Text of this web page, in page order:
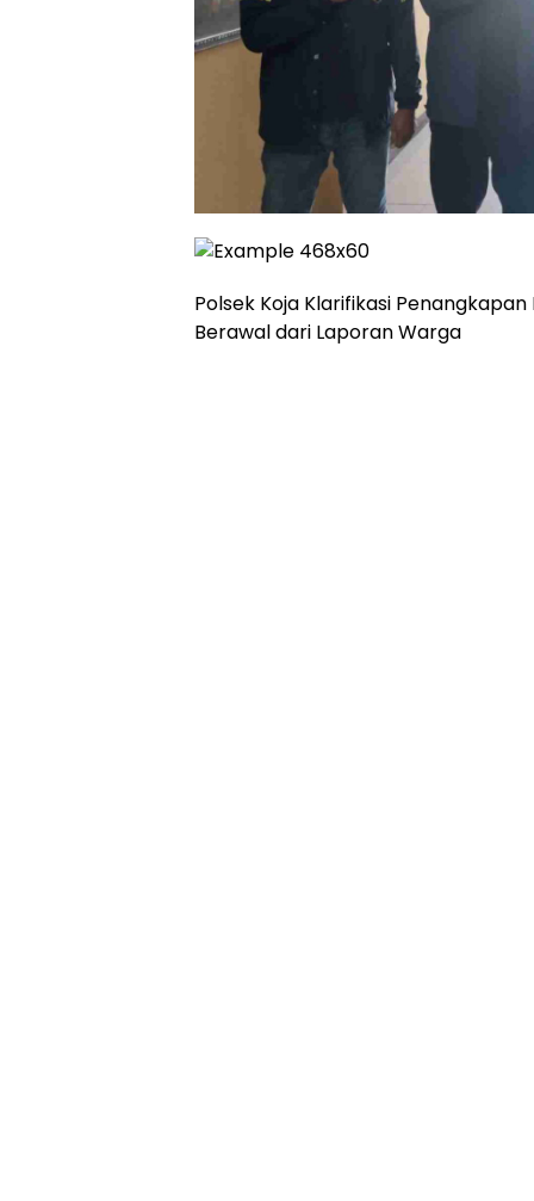
Polsek Koja Klarifikasi
Berawal dari Laporan Warga